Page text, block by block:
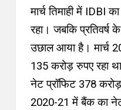
मार्च तिमाही में IDBI
रहा। जबकि प्रतिवर्ष
उछाल आया है। मार्च
135 करोड़ रुपए रहा
नेट प्रॉफिट 378 करोड़
2020-21 में बैंक का